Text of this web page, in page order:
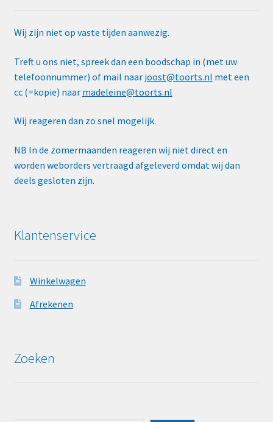
Wij zijn niet op vaste tijden aanwezig.
Treft u ons niet, spreek dan een boodschap in (met uw
telefoonnummer) of mail naar joost@toorts.nl met een
cc (=kopie) naar madeleine@toorts.nl
Wij reageren dan zo snel mogelijk.
NB In de zomermaanden reageren wij niet direct en
worden weborders vertraagd afgeleverd omdat wij dan
deels gesloten zijn.
Klantenservice
Winkelwagen
Afrekenen
Zoeken